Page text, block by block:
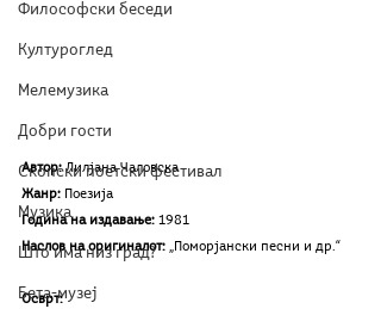
Философски беседи
Културоглед
Мелемузика
Добри гости
Скопски поетски фестивал
Музика
Што има низ град?
Бета-музеј
Автор: Лилјана Чаловска
Жанр: Поезија
Година на издавање: 1981
Наслов на оригиналот: „Поморјански песни и др.“
Осврт: